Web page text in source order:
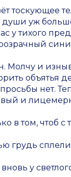
тоскующее
уж
у тихого
Молчу и
объятья
нет.
и
в том, чтоб с
грудь
у